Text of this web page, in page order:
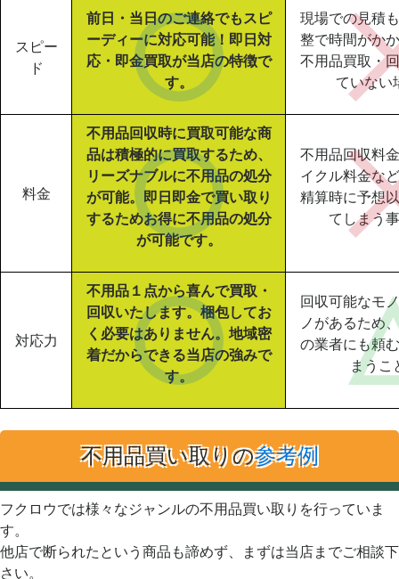
スピー
ド
前日・当日のご連絡でもスピ
ーディーに対応可能！即日対
応・即金買取が当店の特徴で
す。
現場での見積
整で時間がか
不用品買取・
ていない
料金
不用品回収時に買取可能な商
品は積極的に買取するため、
リーズナブルに不用品の処分
が可能。即日即金で買い取り
するためお得に不用品の処分
が可能です。
不用品回収料
イクル料金な
精算時に予想
てしまう
対応力
不用品１点から喜んで買取・
回収いたします。梱包してお
く必要はありません。地域密
着だからできる当店の強みで
す。
回収可能なモ
ノがあるため
の業者にも頼
まうこ
不用品買い取りの参考例
フクロウでは様々なジャンルの不用品買い取りを行っていま
す。
他店で断られたという商品も諦めず、まずは当店までご相談下
さい。